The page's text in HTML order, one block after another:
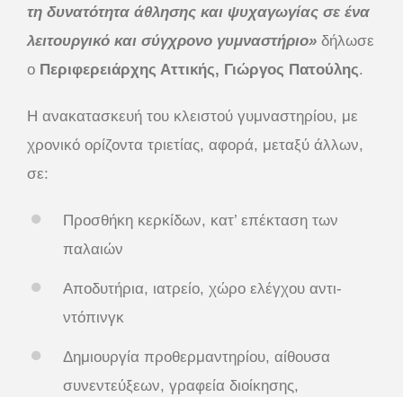
τη δυνατότητα άθλησης και ψυχαγωγίας σε ένα
λειτουργικό και σύγχρονο γυμναστήριο» δήλωσε
ο Περιφερειάρχης Αττικής, Γιώργος Πατούλης.
Η ανακατασκευή του κλειστού γυμναστηρίου, με
χρονικό ορίζοντα τριετίας, αφορά, μεταξύ άλλων,
σε:
Προσθήκη κερκίδων, κατ’ επέκταση των
παλαιών
Αποδυτήρια, ιατρείο, χώρο ελέγχου αντι-
ντόπινγκ
Δημιουργία προθερμαντηρίου, αίθουσα
συνεντεύξεων, γραφεία διοίκησης,